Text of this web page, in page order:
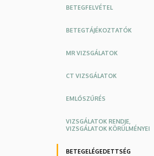
KÖZPONTBETEGFELVÉTEL
BETEGTÁJÉKOZTATÓK
MR VIZSGÁLATOK
CT VIZSGÁLATOK
EMLŐSZŰRÉS
VIZSGÁLATOK RENDJE,
VIZSGÁLATOK KÖRÜLMÉNYEI
BETEGELÉGEDETTSÉG